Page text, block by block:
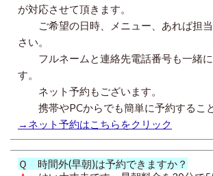
が対応させて頂きます。
ご希望の日時、メニュー、あれば担当
さい。
フルネームと連絡先電話番号も一緒に
す。
ネット予約もございます。
携帯やPCからでも簡単に予約する
→ネット予約はこちらをクリック
Ｑ 時間外(早朝)は予約できますか？